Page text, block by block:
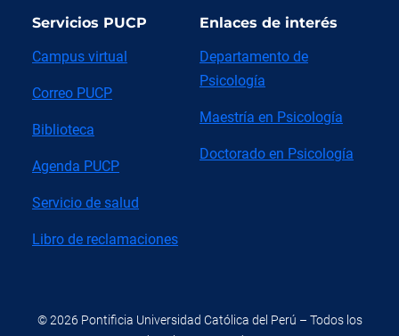
Servicios PUCP
Campus virtual
Correo PUCP
Biblioteca
Agenda PUCP
Servicio de salud
Libro de reclamaciones
Enlaces de interés
Departamento de
Psicología
Maestría en Psicología
Doctorado en Psicología
© 2026 Pontificia Universidad Católica del Perú – Todos los